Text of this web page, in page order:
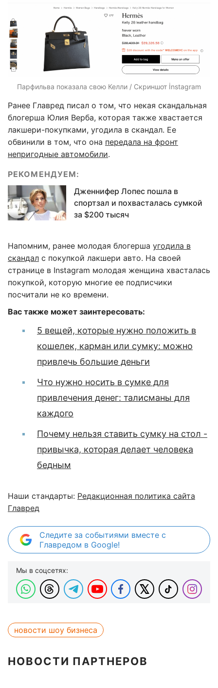
Парфильва показала свою Келли / Скриншот İnstagram
Ранее Главред писал о том, что некая скандальная
блогерша Юлия Верба, которая также хвастается
лакшери-покупками, угодила в скандал. Ее
обвинили в том, что она передала на фронт
непригодные автомобили.
РЕКОМЕНДУЕМ:
Дженнифер Лопес пошла в
спортзал и похвасталась сумкой
за $200 тысяч
Напомним, ранее молодая блогерша угодила в
скандал с покупкой лакшери авто. На своей
странице в Instagram молодая женщина хвасталась
покупкой, которую многие ее подписчики
посчитали не ко времени.
Вас также может заинтересовать:
5 вещей, которые нужно положить в
кошелек, карман или сумку: можно
привлечь большие деньги
Что нужно носить в сумке для
привлечения денег: талисманы для
каждого
Почему нельзя ставить сумку на стол -
привычка, которая делает человека
бедным
Наши стандарты: Редакционная политика сайта
Главред
Следите за событиями вместе с
Главредом в Google!
Мы в соцсетях:
новости шоу бизнеса
НОВОСТИ ПАРТНЕРОВ